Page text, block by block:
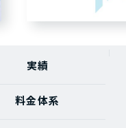
実績
料金体系